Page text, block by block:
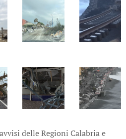
delle Regioni Calabria e